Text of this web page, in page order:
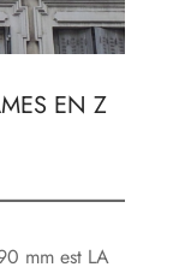
EN Z
mm est LA